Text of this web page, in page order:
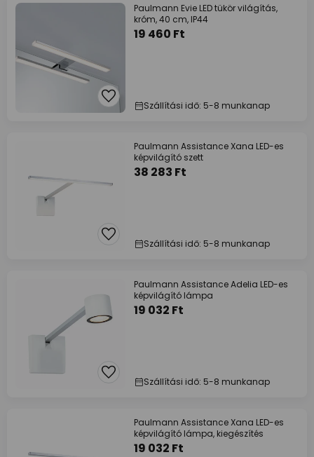
Paulmann Evie LED tükör világítás,
króm, 40 cm, IP44
19 460 Ft
Szállítási idő: 5-8 munkanap
Paulmann Assistance Xana LED-es
képvilágító szett
38 283 Ft
Szállítási idő: 5-8 munkanap
Paulmann Assistance Adelia LED-es
képvilágító lámpa
19 032 Ft
Szállítási idő: 5-8 munkanap
Paulmann Assistance Xana LED-es
képvilágító lámpa, kiegészítés
19 032 Ft